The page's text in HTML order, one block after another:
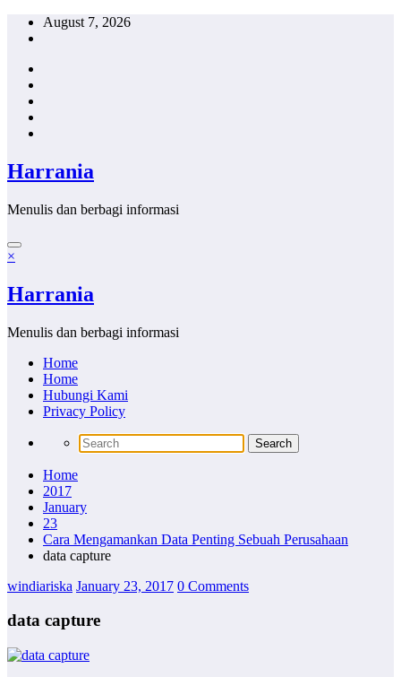
Skip
August 7, 2026
Harrania
Menulis dan berbagi informasi
×
Harrania
Menulis dan berbagi informasi
Home
Home
Hubungi Kami
Privacy Policy
Home
2017
January
23
Cara Mengamankan Data Penting Sebuah Perusahaan
data capture
windiariska January 23, 2017 0 Comments
data capture